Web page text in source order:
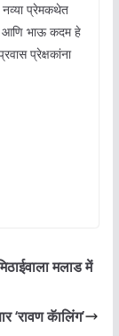
नव्या प्रेमकथेत
आणि भाऊ कदम हे
प्रेक्षकांना
मलाड में
‘रावण कॅालिंग’